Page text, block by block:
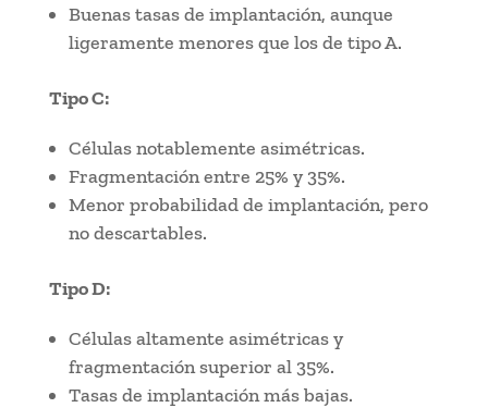
Buenas tasas de implantación, aunque
ligeramente menores que los de tipo A.
Tipo C:
Células notablemente asimétricas.
Fragmentación entre 25% y 35%.
Menor probabilidad de implantación, pero
no descartables.
Tipo D:
Células altamente asimétricas y
fragmentación superior al 35%.
Tasas de implantación más bajas.